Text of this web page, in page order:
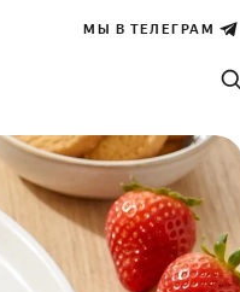
МЫ В ТЕЛЕГРАМ